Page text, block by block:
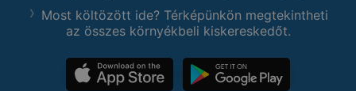
Most költözött ide? Térképünkön megtekintheti
az összes környékbeli kiskereskedőt.